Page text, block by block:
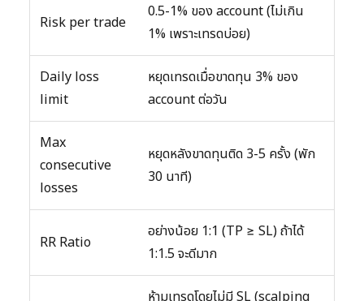
Risk per trade
0.5-1% ของ account (ไม่เกิน
1% เพราะเทรดบ่อย)
Daily loss
limit
หยุดเทรดเมื่อขาดทุน 3% ของ
account ต่อวัน
Max
consecutive
losses
หยุดหลังขาดทุนติด 3-5 ครั้ง (พัก
30 นาที)
RR Ratio
อย่างน้อย 1:1 (TP ≥ SL) ถ้าได้
1:1.5 จะดีมาก
ห้ามเทรดโดยไม่มี SL (scalping